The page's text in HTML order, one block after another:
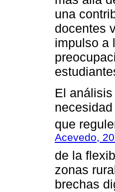
una
docentes
impulso a
El
que
Acevedo,
de la
zonas
brechas